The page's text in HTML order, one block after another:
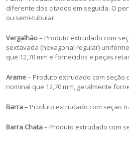
diferente dos citados em seguida. O
ou semi-tubular.
Vergalhão– Produto extrudado com
sextavada (hexagonal regular)
que 12,70 mm e fornecidos e peças
Arame– Produto extrudado com seção
nominal que 12,70 mm, geralmente
Barra– Produto extrudado com seção
Barra Chata– Produto extrudado com